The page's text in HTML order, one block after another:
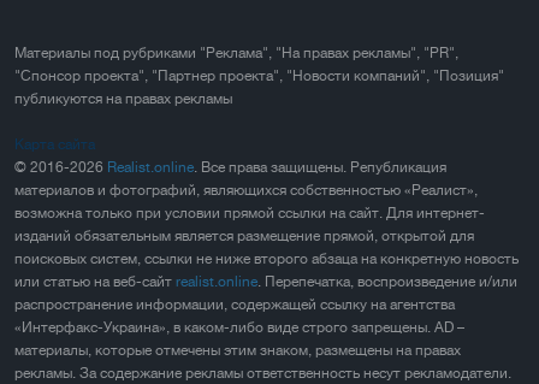
Материалы под рубриками "Реклама", "На правах рекламы", "PR",
"Спонсор проекта", "Партнер проекта", "Новости компаний", "Позиция"
публикуются на правах рекламы
Карта сайта
© 2016-2026 Realist.online. Все права защищены. Републикация
материалов и фотографий, являющихся собственностью «Реалист»,
возможна только при условии прямой ссылки на сайт. Для интернет-
изданий обязательным является размещение прямой, открытой для
поисковых систем, ссылки не ниже второго абзаца на конкретную новость
или статью на веб-сайт realist.online. Перепечатка, воспроизведение и/или
распространение информации, содержащей ссылку на агентства
«Интерфакс-Украина», в каком-либо виде строго запрещены. AD –
материалы, которые отмечены этим знаком, размещены на правах
рекламы. За содержание рекламы ответственность несут рекламодатели.